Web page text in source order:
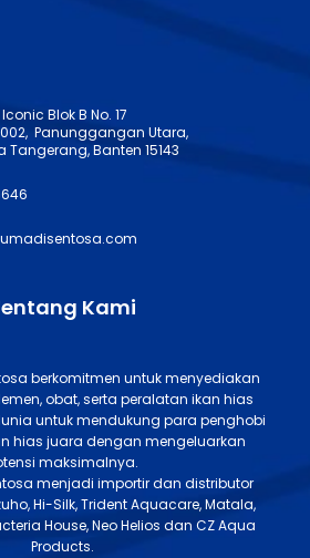
Blok B No. 17
Panunggangan Utara,
Tangerang, Banten 15143
Kami
berkomitmen untuk menyediakan
obat, serta peralatan ikan hias
untuk mendukung para penghobi
hias juara dengan mengeluarkan
maksimalnya.
menjadi importir dan distributor
Hi-Silk, Trident Aquacare, Matala,
House, Neo Helios dan CZ Aqua
Products.